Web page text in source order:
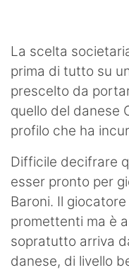
La scelta
prima di tutto su
prescelto da
quello del danese
profilo che ha
Difficile decifrare
esser pronto per
Baroni. Il
promettenti ma è
sopratutto arriva
danese, di livello